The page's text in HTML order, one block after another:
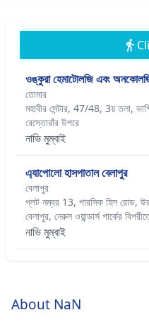
ওঙ্কুরা হেমাটোলজি এবং
তোমার
মহাবীর সেন্টার, 47/48, 3য় তলা,
রেস্তোরাঁর উপরে
নাভি মুম্বাই
এ্যাপোলো হাসপাতাল বেলাপুর
বেলাপুর
প্লট নম্বর 13, পারসিক হিল রোড,
বেলাপুর, নেরুল ওয়ান্ডার্স পার্কের
নাভি মুম্বাই
About NaN